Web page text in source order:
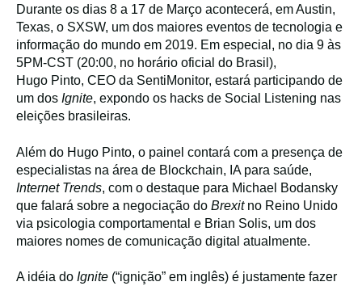
Durante os dias 8 a 17 de Março acontecerá, em Austin,
Texas, o SXSW, um dos maiores eventos de tecnologia e
informação do mundo em 2019. Em especial, no dia 9 às
5PM-CST (20:00, no horário oficial do Brasil),
Hugo Pinto, CEO da SentiMonitor, estará participando de
um dos Ignite, expondo os hacks de Social Listening nas
eleições brasileiras.
Além do Hugo Pinto, o painel contará com a presença de
especialistas na área de Blockchain, IA para saúde,
Internet Trends, com o destaque para Michael Bodansky
que falará sobre a negociação do Brexitno Reino Unido
via psicologia comportamental e Brian Solis, um dos
maiores nomes de comunicação digital atualmente.
A idéia do Ignite (“ignição” em inglês) é justamente fazer